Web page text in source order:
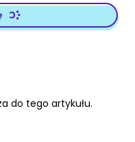
do tego artykułu.